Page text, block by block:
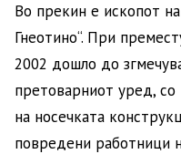
Во прекин е ископот
Гнеотино“. При
2002 дошло до
претоварниот уред,
на носечката
повредени работници